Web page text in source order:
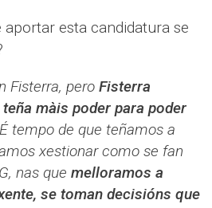
aportar esta candidatura se
Fisterra, pero Fisterra
màis poder para poder
É tempo de que teñamos a
xestionar como se fan
nas que melloramos a
se toman decisións que